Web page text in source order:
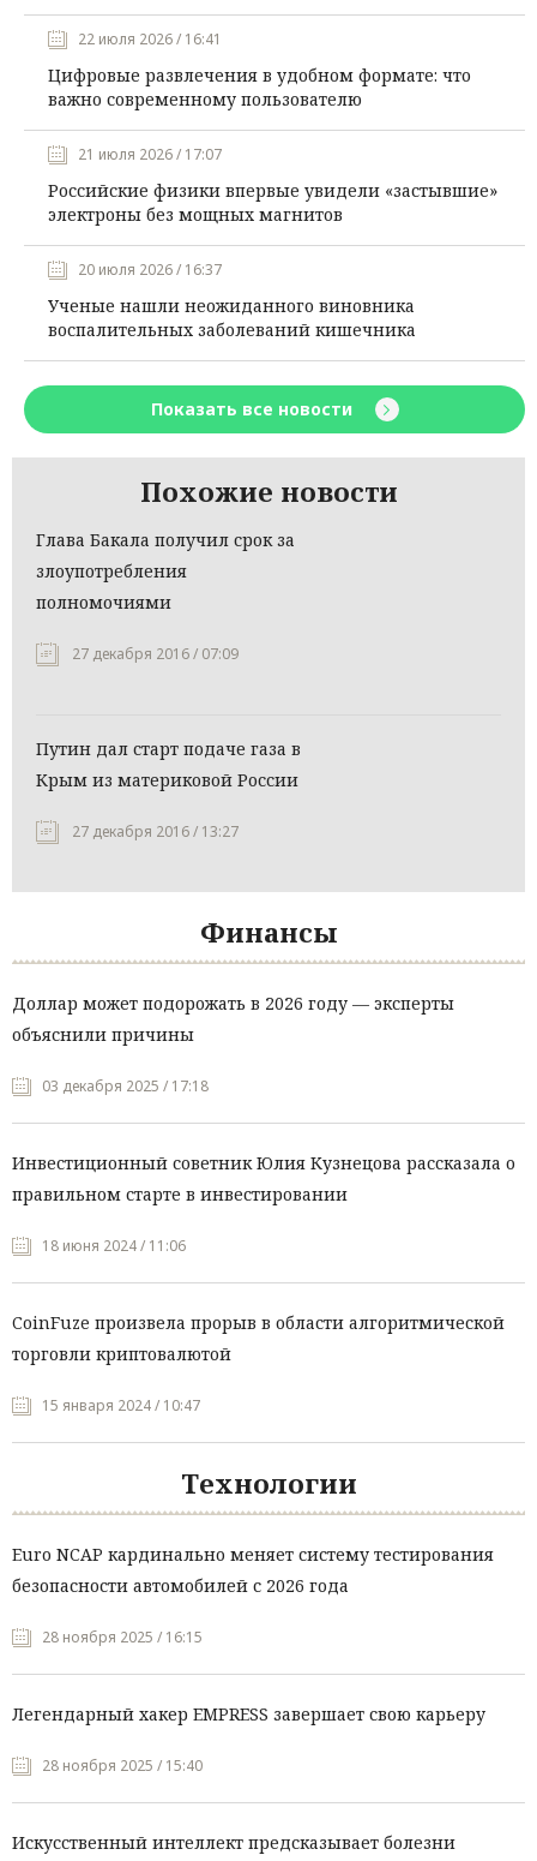
22 июля 2026 / 16:41
Цифровые развлечения в удобном формате: что
важно современному пользователю
21 июля 2026 / 17:07
Российские физики впервые увидели «застывшие»
электроны без мощных магнитов
20 июля 2026 / 16:37
Ученые нашли неожиданного виновника
воспалительных заболеваний кишечника
Показать все новости
Похожие новости
Глава Бакала получил срок за
злоупотребления
полномочиями
27 декабря 2016 / 07:09
Путин дал старт подаче газа в
Крым из материковой России
27 декабря 2016 / 13:27
Финансы
Доллар может подорожать в 2026 году — эксперты
объяснили причины
03 декабря 2025 / 17:18
Инвестиционный советник Юлия Кузнецова рассказала о
правильном старте в инвестировании
18 июня 2024 / 11:06
CoinFuze произвела прорыв в области алгоритмической
торговли криптовалютой
15 января 2024 / 10:47
Технологии
Euro NCAP кардинально меняет систему тестирования
безопасности автомобилей с 2026 года
28 ноября 2025 / 16:15
Легендарный хакер EMPRESS завершает свою карьеру
28 ноября 2025 / 15:40
Искусственный интеллект предсказывает болезни